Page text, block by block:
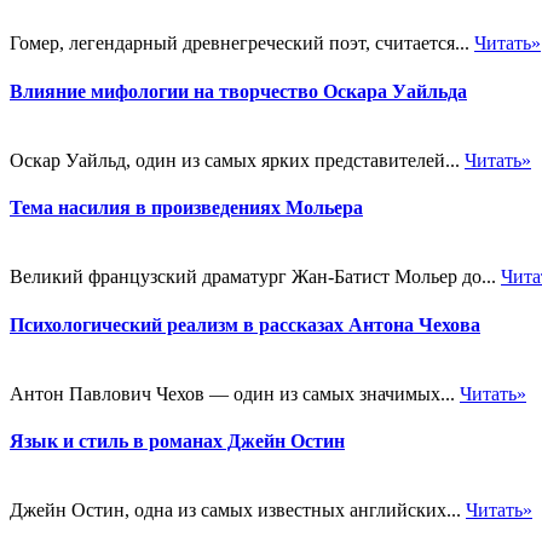
Гомер, легендарный древнегреческий поэт, считается... Читать»
Влияние мифологии на творчество Оскара Уайльда
Оскар Уайльд, один из самых ярких представителей... Читать»
Тема насилия в произведениях Мольера
Великий французский драматург Жан-Батист Мольер до...
Психологический реализм в рассказах Антона Чехова
Антон Павлович Чехов — один из самых значимых... Читать»
Язык и стиль в романах Джейн Остин
Джейн Остин, одна из самых известных английских... Читать»